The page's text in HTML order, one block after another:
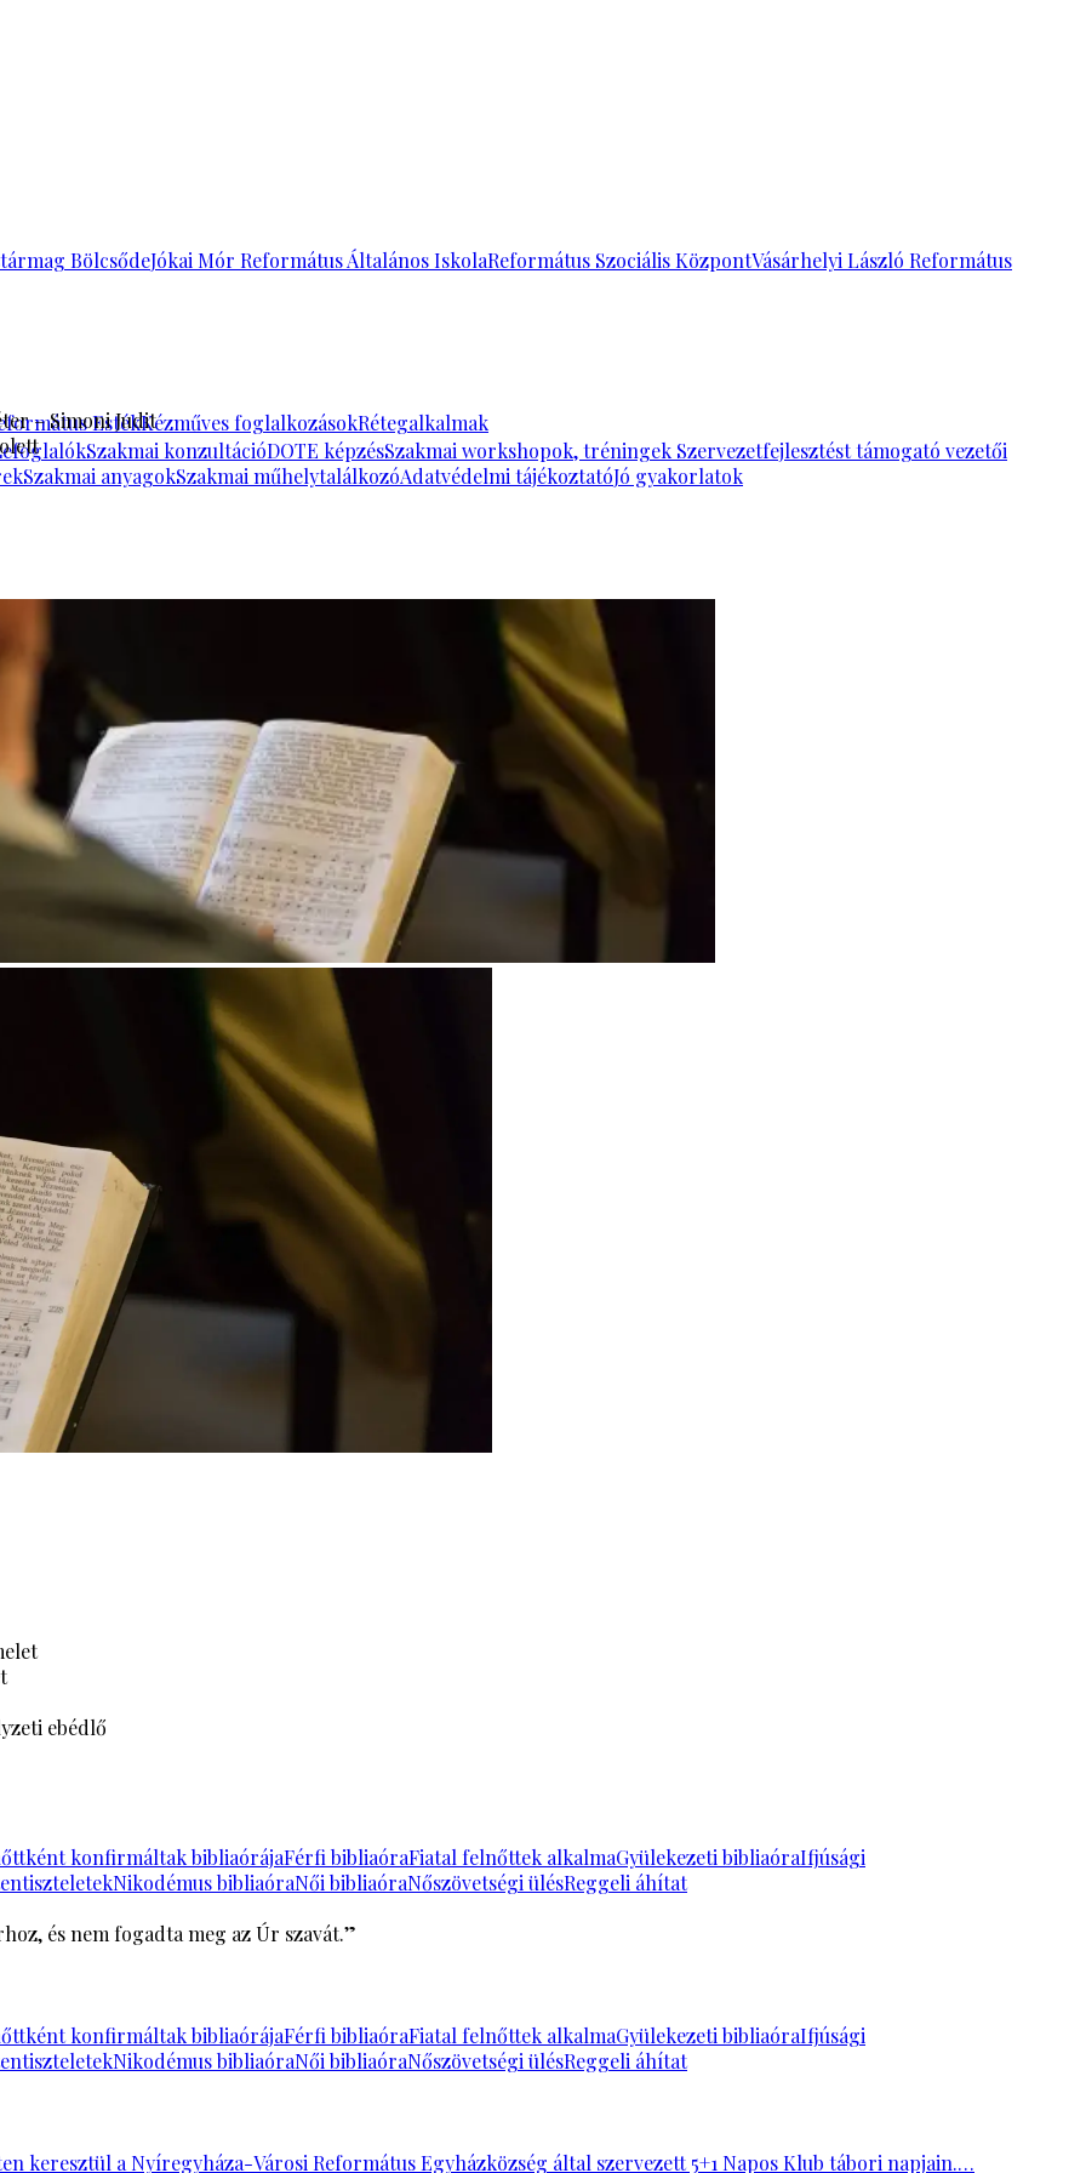
BölcsődeJókai Mór Református Általános IskolaReformátus Szociális KözpontVásárhelyi László Református
EstékKézműves foglalkozásokRétegalkalmak
Szakmai konzultációDOTE képzésSzakmai workshopok, tréningek Szervezetfejlesztést támogató vezetői
Szakmai anyagokSzakmai műhelytalálkozóAdatvédelmi tájékoztatóJó gyakorlatok
– Simoni Judit
ebédlő
konfirmáltak bibliaórájaFérfi bibliaóraFiatal felnőttek alkalmaGyülekezeti bibliaóraIfjúsági
Nikodémus bibliaóraNői bibliaóraNőszövetségi ülésReggeli áhítat
és nem fogadta meg az Úr szavát.”
konfirmáltak bibliaórájaFérfi bibliaóraFiatal felnőttek alkalmaGyülekezeti bibliaóraIfjúsági
Nikodémus bibliaóraNői bibliaóraNőszövetségi ülésReggeli áhítat
keresztül a Nyíregyháza-Városi Református Egyházközség által szervezett 5+1 Napos Klub tábori napjain.…